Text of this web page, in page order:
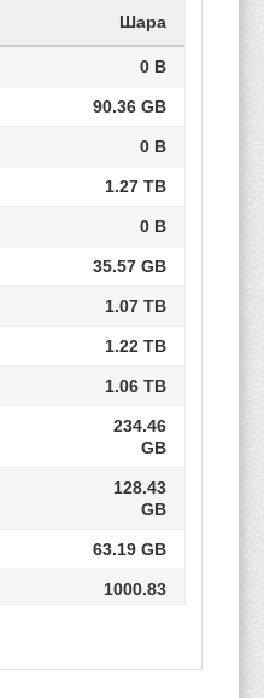
Шара
0 B
90.36 GB
0 B
1.27 TB
0 B
35.57 GB
1.07 TB
1.22 TB
1.06 TB
234.46
GB
128.43
GB
63.19 GB
1000.83